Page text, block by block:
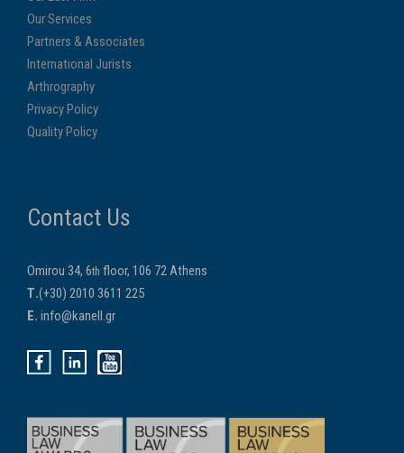
Our Services
Partners & Associates
International Jurists
Arthrography
Privacy Policy
Quality Policy
Contact Us
Omirou 34, 6th floor, 106 72 Athens
Τ.(+30) 2010 3611 225
E. info@kanell.gr